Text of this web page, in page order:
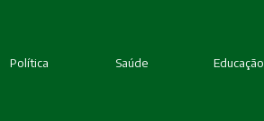
Política Saúde Educação